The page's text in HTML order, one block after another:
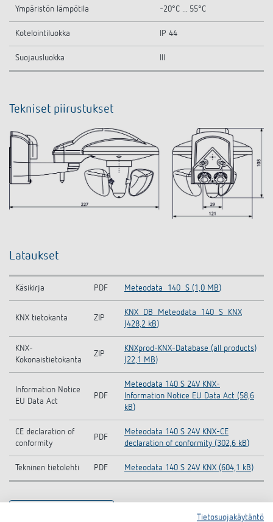
Ympäristön lämpötila -20°C ... 55°C
Kotelointiluokka IP 44
Suojausluokka
Tekniset piirustukset
Lataukset
Käsikirja PDF Meteodata_140_S (1,0 MB)
KNX tietokanta ZIP
KNX_DB_Meteodata_140_S_KNX
(428,2 kB)
KNX-
Kokonaistietokanta
ZIP
KNXprod-KNX-Database (all products)
(22,1 MB)
Information Notice
EU Data Act
PDF
Meteodata 140 S 24V KNX-
Information Notice EU Data Act (58,6
kB)
CE declaration of
conformity
PDF
Meteodata 140 S 24V KNX-CE
declaration of conformity (302,6 kB)
Tekninen tietolehti PDF Meteodata 140 S 24V KNX (604,1 kB)
Tietosuojakäytäntö